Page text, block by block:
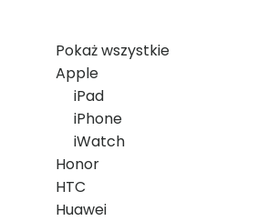
Pokaż wszystkie
Apple
iPad
iPhone
iWatch
Honor
HTC
Huawei